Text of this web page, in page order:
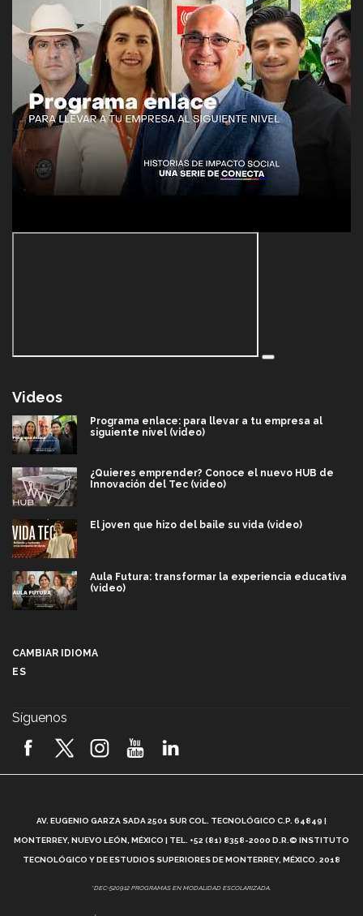
Videos
Programa enlace: para llevar a tu empresa al
siguiente nivel (video)
¿Quieres emprender? Conoce el nuevo HUB de
Innovación del Tec (video)
El joven que hizo del baile su vida (video)
Aula Futura: transformar la experiencia educativa
(video)
2026! (video)
¿Cómo es el Modelo Educativo Tec? (video)
Vida Tec: Feminismo e Inteligencia Artificial, Paola
CAMBIAR IDIOMA
ES
Síguenos
AV. EUGENIO GARZA SADA 2501 SUR COL. TECNOLÓGICO C.P. 64849 |
MONTERREY, NUEVO LEÓN, MÉXICO | TEL. +52 (81) 8358-2000 D.R.© INSTITUTO
TECNOLÓGICO Y DE ESTUDIOS SUPERIORES DE MONTERREY, MÉXICO. 2018
*DEC-520912 PROGRAMAS EN MODALIDAD ESCOLARIZADA.